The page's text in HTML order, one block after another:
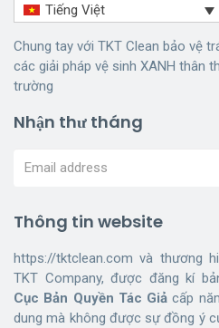
Tiếng Việt
Chung tay với TKT Clean bảo vệ
các giải pháp vệ sinh XANH thân
trường
Nhận thư tháng
Thông tin website
https://tktclean.com và thương
TKT Company, được đăng kí
Cục Bản Quyền Tác Giả cấp
dung mà không được sự đồng ý